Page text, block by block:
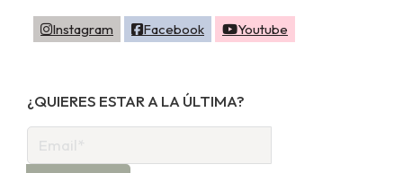
Instagram Facebook Youtube
¿QUIERES ESTAR A LA ÚLTIMA?